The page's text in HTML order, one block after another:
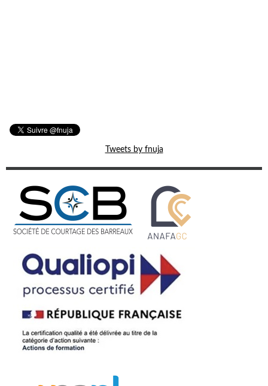
Tweets by fnuja